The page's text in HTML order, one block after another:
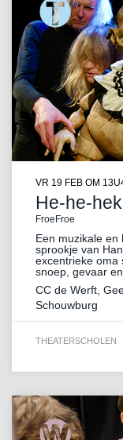
He-he-
FroeFroe
VR 19 FEB OM
Een muzikale en
sprookje van
excentrieke oma
snoep, gevaar
CC de Werft,
Schouwburg
THEATERSCHOLEN